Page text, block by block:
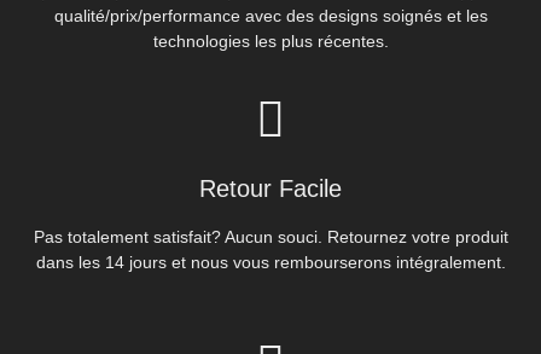
qualité/prix/performance avec des designs soignés et les
technologies les plus récentes.
Retour Facile
Pas totalement satisfait? Aucun souci. Retournez votre produit
dans les 14 jours et nous vous rembourserons intégralement.